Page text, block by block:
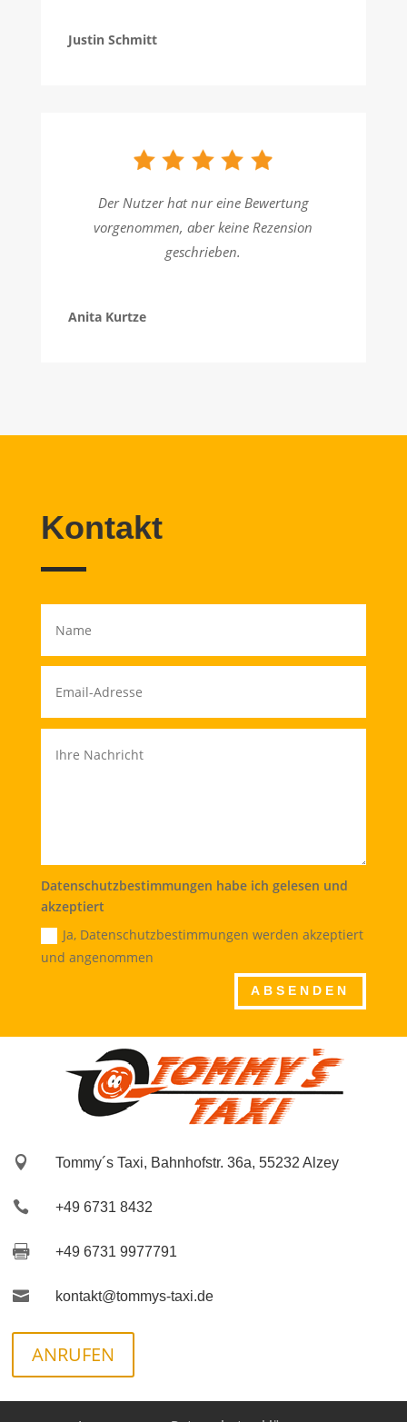
Justin Schmitt
Der Nutzer hat nur eine Bewertung
vorgenommen, aber keine Rezension
geschrieben.
Anita Kurtze
Kontakt
Datenschutzbestimmungen habe ich gelesen und
akzeptiert
Ja, Datenschutzbestimmungen werden akzeptiert
und angenommen
ABSENDEN
 Tommy´s Taxi, Bahnhofstr. 36a, 55232 Alzey
 +49 6731 8432
 +49 6731 9977791
 kontakt@tommys-taxi.de
ANRUFEN